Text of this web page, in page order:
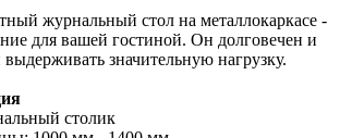
журнальный стол на металлокаркасе -
для вашей гостиной. Он долговечен и
значительную нагрузку.
столик